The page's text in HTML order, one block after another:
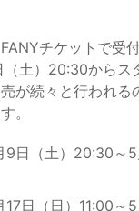
チケットで受
土）20:30からス
が続々と行われる
。
9日（土）20:30～5
17日（日）11:00～5